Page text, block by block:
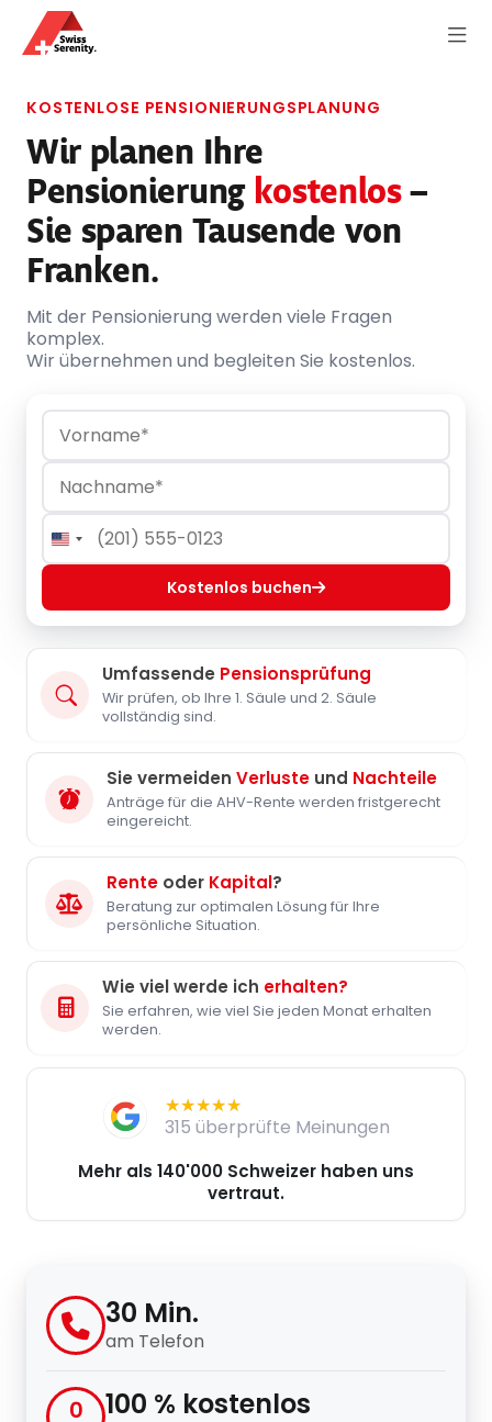
KOSTENLOSE PENSIONIERUNGSPLANUNG
Wir planen Ihre
Pensionierung kostenlos–
Sie sparen Tausende von
Franken.
Mit der Pensionierung werden viele Fragen
komplex.
Wir übernehmen und begleiten Sie kostenlos.
United
States
Kostenlos buchen
Umfassende Pensionsprüfung
Wir prüfen, ob Ihre 1. Säule und 2. Säule
vollständig sind.
Sie vermeiden Verluste und Nachteile
Anträge für die AHV-Rente werden fristgerecht
eingereicht.
Rente oder Kapital?
Beratung zur optimalen Lösung für Ihre
persönliche Situation.
Wie viel werde ich erhalten?
Sie erfahren, wie viel Sie jeden Monat erhalten
werden.
★★★★★
★★★★★
315 überprüfte Meinungen
Mehr als 140'000 Schweizer haben uns
vertraut.
30 Min.
am Telefon
0 100 % kostenlos